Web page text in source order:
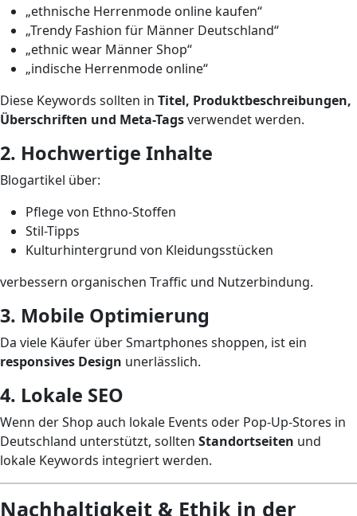
„ethnische Herrenmode online kaufen“
„Trendy Fashion für Männer Deutschland“
„ethnic wear Männer Shop“
„indische Herrenmode online“
Diese Keywords sollten in Titel, Produktbeschreibungen,
Überschriften und Meta-Tagsverwendet werden.
2. Hochwertige Inhalte
Blogartikel über:
Pflege von Ethno-Stoffen
Stil-Tipps
Kulturhintergrund von Kleidungsstücken
verbessern organischen Traffic und Nutzerbindung.
3. Mobile Optimierung
Da viele Käufer über Smartphones shoppen, ist ein
responsives Design unerlässlich.
4. Lokale SEO
Wenn der Shop auch lokale Events oder Pop-Up-Stores in
Deutschland unterstützt, sollten Standortseiten und
lokale Keywords integriert werden.
Nachhaltigkeit & Ethik in der